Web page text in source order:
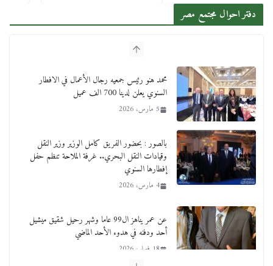
دفتر احوال مجتمع مصر
محمد هنو رئيس جمعيه رجال الأعمال في الافطار
السنوي يعلن لدينا 700 الف عميل
5 مارس، 2026
بالصور : بحضور الفريق كامل الوزير وزير النقل
وقيادات النقل البحري.. غرفة الملاحة تنظم حفل
إفطارها السنوي
4 مارس، 2026
عن عمر يناهز ال99 عاما وشهر رحيل شقيق ميشيل
أحد ودفنه في هدوء الأحد الماضي
18 فبراير، 2026